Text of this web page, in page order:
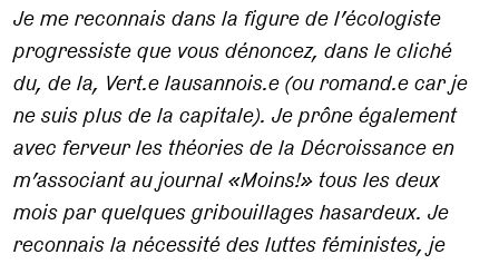
Je me reconnais dans la figure de l’écologiste
progressiste que vous dénoncez, dans le cliché
du, de la, Vert.e lausannois.e (ou romand.e car je
ne suis plus de la capitale). Je prône également
avec ferveur les théories de la Décroissance en
m’associant au journal «Moins!» tous les deux
mois par quelques gribouillages hasardeux. Je
reconnais la nécessité des luttes féministes, je